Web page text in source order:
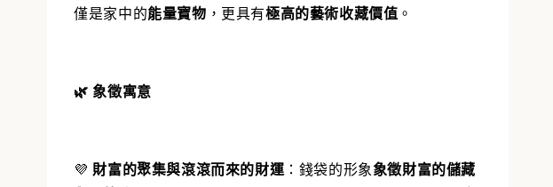
僅是家中的能量寶物 ，更具有極高的藝術收藏價值 。
🌿 象徵寓意
💜 財富的聚集與滾滾而來的財運： 錢袋的形象象徵財富的儲藏